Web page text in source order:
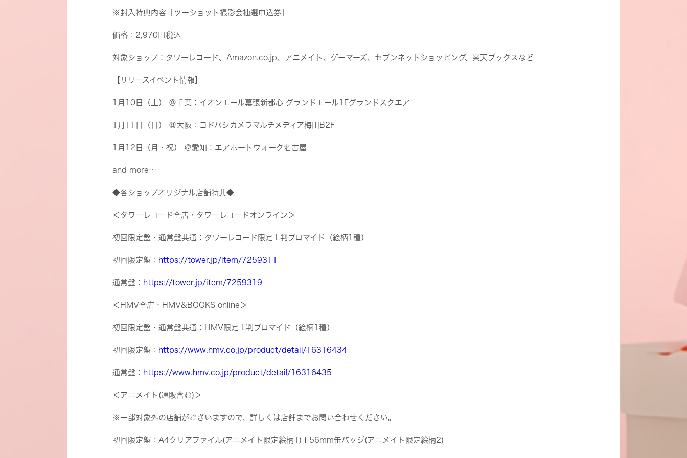
※封入特典内容［ツーショット撮影会抽選申込券］
価格：2,970円税込
対象ショップ：タワーレコード、Amazon.co.jp、アニメイト、ゲーマーズ、セブンネットショッピング、楽天ブックスなど
【リリースイベント情報】
1月10日（土） ＠千葉：イオンモール幕張新都心 グランドモール1Fグランドスクエア
1月11日（日） ＠大阪：ヨドバシカメラマルチメディア梅田B2F
1月12日（月・祝） ＠愛知：エアポートウォーク名古屋
and more…
◆各ショップオリジナル店舗特典◆
＜タワーレコード全店・タワーレコードオンライン＞
初回限定盤・通常盤共通：タワーレコード限定 L判ブロマイド（絵柄1種）
初回限定盤： https://tower.jp/item/7259311
通常盤： https://tower.jp/item/7259319
＜HMV全店・HMV&BOOKS online＞
初回限定盤・通常盤共通：HMV限定 L判ブロマイド（絵柄1種）
初回限定盤： https://www.hmv.co.jp/product/detail/16316434
通常盤： https://www.hmv.co.jp/product/detail/16316435
＜アニメイト(通販含む)＞
※一部対象外の店舗がございますので、詳しくは店舗までお問い合わせください。
初回限定盤：A4クリアファイル(アニメイト限定絵柄1)＋56mm缶バッジ(アニメイト限定絵柄2)